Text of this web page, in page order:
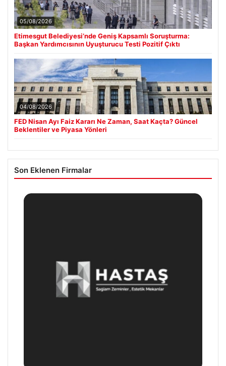
05/08/2026
Etimesgut Belediyesi’nde Geniş Kapsamlı Soruşturma:
Başkan Yardımcısının Uyuşturucu Testi Pozitif Çıktı
04/08/2026
FED Nisan Ayı Faiz Kararı Ne Zaman, Saat Kaçta? Güncel
Beklentiler ve Piyasa Yönleri
Son Eklenen Firmalar